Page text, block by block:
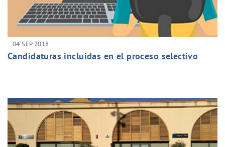
04 SEP 2018
Candidaturas incluidas en el proceso selectivo